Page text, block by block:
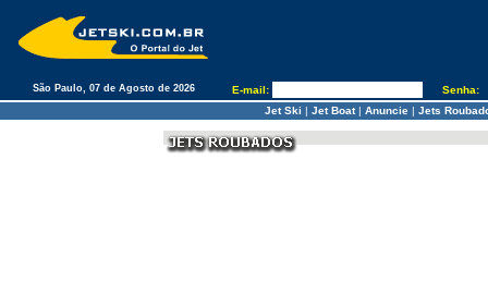
São Paulo, 07 de Agosto de 2026 E-mail:
Senha:
Jet Ski | Jet Boat| Anuncie| Jets